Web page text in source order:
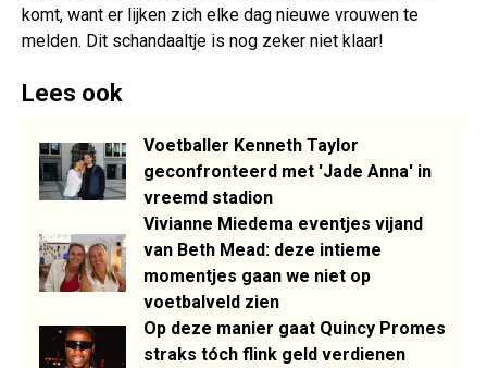
komt, want er lijken zich elke dag nieuwe vrouwen te
melden. Dit schandaaltje is nog zeker niet klaar!
Lees ook
Voetballer Kenneth Taylor
geconfronteerd met 'Jade Anna' in
vreemd stadion
Vivianne Miedema eventjes vijand
van Beth Mead: deze intieme
momentjes gaan we niet op
voetbalveld zien
Op deze manier gaat Quincy Promes
straks tóch flink geld verdienen